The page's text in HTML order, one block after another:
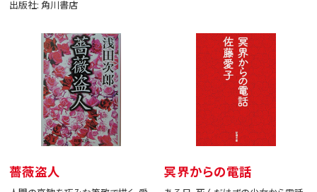
出版社: 角川書店
薔薇盗人 冥界からの電話